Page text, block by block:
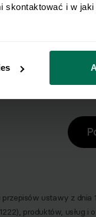
i w
ćwiczeń na
ustawy z dnia
produktów, usług